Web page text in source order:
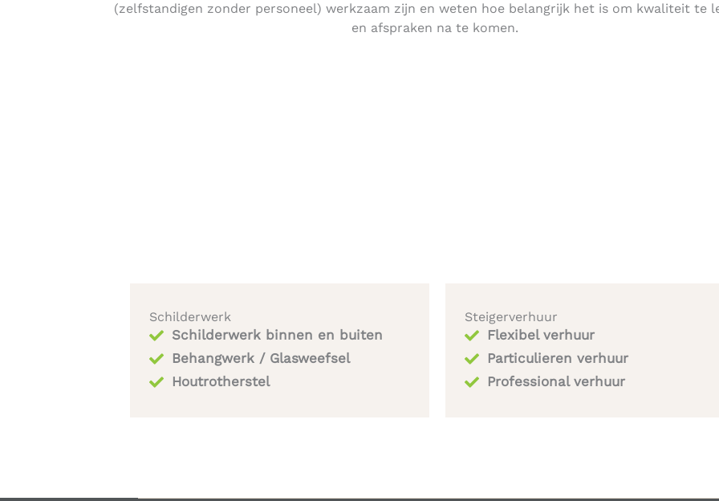
(zelfstandigen zonder personeel) werkzaam zijn en weten hoe belangrijk het is om kwaliteit te
en afspraken na te komen.
Schilderwerk
Schilderwerk binnen en buiten
Behangwerk / Glasweefsel
Houtrotherstel​
Steigerverhuur
Flexibel verhuur
Particulieren verhuur
Professional verhuur